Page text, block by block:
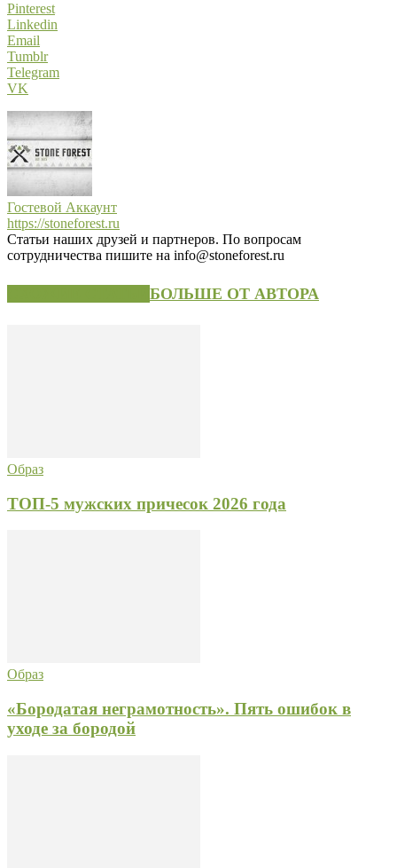
Pinterest
Linkedin
Email
Tumblr
Telegram
VK
Гостевой Аккаунт
https://stoneforest.ru
Статьи наших друзей и партнеров. По вопросам
сотрудничества пишите на info@stoneforest.ru
БОЛЬШЕ ОТ АВТОРА
Образ
ТОП-5 мужских причесок 2026 года
Образ
«Бородатая неграмотность». Пять ошибок в
уходе за бородой